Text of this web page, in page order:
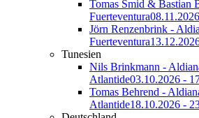
Tomas Smid & Bastian
Fuerteventura
Jörn Renzenbrink -
Fuerteventura
Tunesien
Nils Brinkmann -
Atlantide03.10.2026 -
Tomas Behrend -
Atlantide18.10.2026 -